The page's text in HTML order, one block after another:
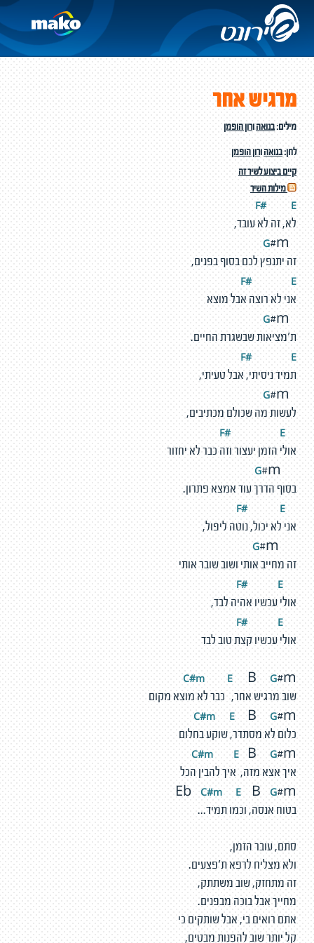
מרגיש אחר
מילים:בנואהורון הופמן
לחן:בנואהורון הופמן
קיים ביצוע לשיר זה
מילות השיר
F# E
לא, זה לא עובד,
#m
זה יתנפץ לכם בסוף בפנים,
F# E
אני לא רוצה אבל מוצא
#m
ת'מציאות שבשגרת החיים.
F# E
תמיד ניסיתי, אבל טעיתי,
#m
לעשות מה שכולם מכתיבים,
# E
אולי הזמן יעצור וזה כבר לא יחזור
#m
בסוף הדרך עוד אמצא פתרון.
# E
אני לא יכול, נוטה ליפול,
#m
זה מחייב אותי ושוב שובר אותי
# E
אולי עכשיו אהיה לבד,
# E
אולי עכשיו קצת טוב לבד
C#m E B G#m
שוב מרגיש אחר, כבר לא מוצא מקום
C#m E B G#m
כלום לא מסתדר, שוקע בחלום
C#m E B G#m
איך אצא מזה, איך להבין הכל
Eb
C#m E B G#m
בטוח אנסה, וכמו תמיד...
סתם, עובר הזמן,
ולא מצליח לרפא ת'פצעים.
זה מתחזק, שוב משתתק,
מחייך אבל בוכה מבפנים.
אתם רואים בי, אבל שותקים כי
קל יותר שוב להפנות מבטים,